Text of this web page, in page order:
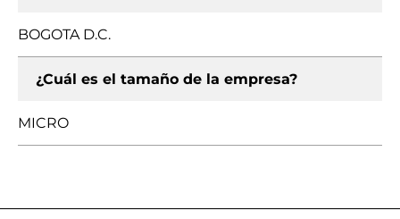
BOGOTA D.C.
¿Cuál es el tamaño de la empresa?
MICRO